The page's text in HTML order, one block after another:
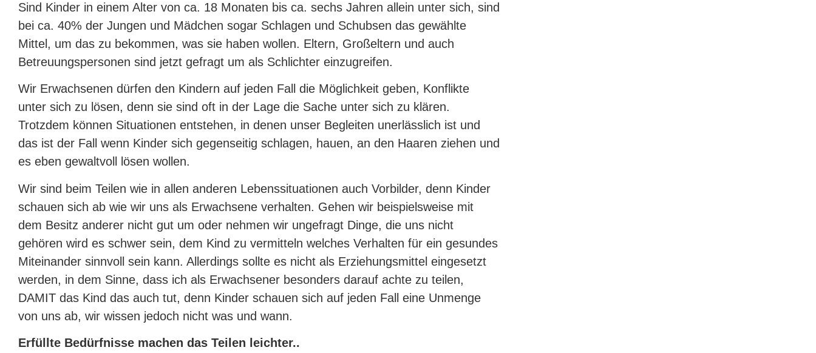
Sind Kinder in einem Alter von ca. 18 Monaten bis ca. sechs Jahren allein unter sich, sind
bei ca. 40% der Jungen und Mädchen sogar Schlagen und Schubsen das gewählte
Mittel, um das zu bekommen, was sie haben wollen. Eltern, Großeltern und auch
Betreuungspersonen sind jetzt gefragt um als Schlichter einzugreifen.
Wir Erwachsenen dürfen den Kindern auf jeden Fall die Möglichkeit geben, Konflikte
unter sich zu lösen, denn sie sind oft in der Lage die Sache unter sich zu klären.
Trotzdem können Situationen entstehen, in denen unser Begleiten unerlässlich ist und
das ist der Fall wenn Kinder sich gegenseitig schlagen, hauen, an den Haaren ziehen und
es eben gewaltvoll lösen wollen.
Wir sind beim Teilen wie in allen anderen Lebenssituationen auch Vorbilder, denn Kinder
schauen sich ab wie wir uns als Erwachsene verhalten. Gehen wir beispielsweise mit
dem Besitz anderer nicht gut um oder nehmen wir ungefragt Dinge, die uns nicht
gehören wird es schwer sein, dem Kind zu vermitteln welches Verhalten für ein gesundes
Miteinander sinnvoll sein kann. Allerdings sollte es nicht als Erziehungsmittel eingesetzt
werden, in dem Sinne, dass ich als Erwachsener besonders darauf achte zu teilen,
DAMIT das Kind das auch tut, denn Kinder schauen sich auf jeden Fall eine Unmenge
von uns ab, wir wissen jedoch nicht was und wann.
Erfüllte Bedürfnisse machen das Teilen leichter..